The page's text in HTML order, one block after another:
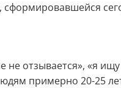
сформировавшейся
отзывается», «я
примерно 20-25